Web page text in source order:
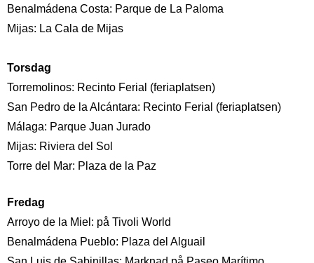
Benalmádena Costa: Parque de La Paloma
Mijas: La Cala de Mijas
Torsdag
Torremolinos: Recinto Ferial (feriaplatsen)
San Pedro de la Alcántara: Recinto Ferial (feriaplatsen)
Málaga: Parque Juan Jurado
Mijas: Riviera del Sol
Torre del Mar: Plaza de la Paz
Fredag
Arroyo de la Miel: på Tivoli World
Benalmádena Pueblo: Plaza del Alguail